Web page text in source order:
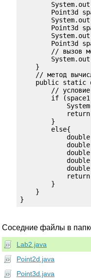
Point3d
Point3d
Point3d
// вызов
    }
// метод
public static
//
if
return
        }
        else{
        }
    }
}
Соседние файлы в
Lab2.java
Point2d.java
Point3d.java